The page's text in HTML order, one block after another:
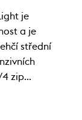
je
a je
střední
4 zip…